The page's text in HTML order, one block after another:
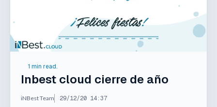
1 min read.
Inbest cloud cierre de año
iNBest Team 29/12/20 14:37